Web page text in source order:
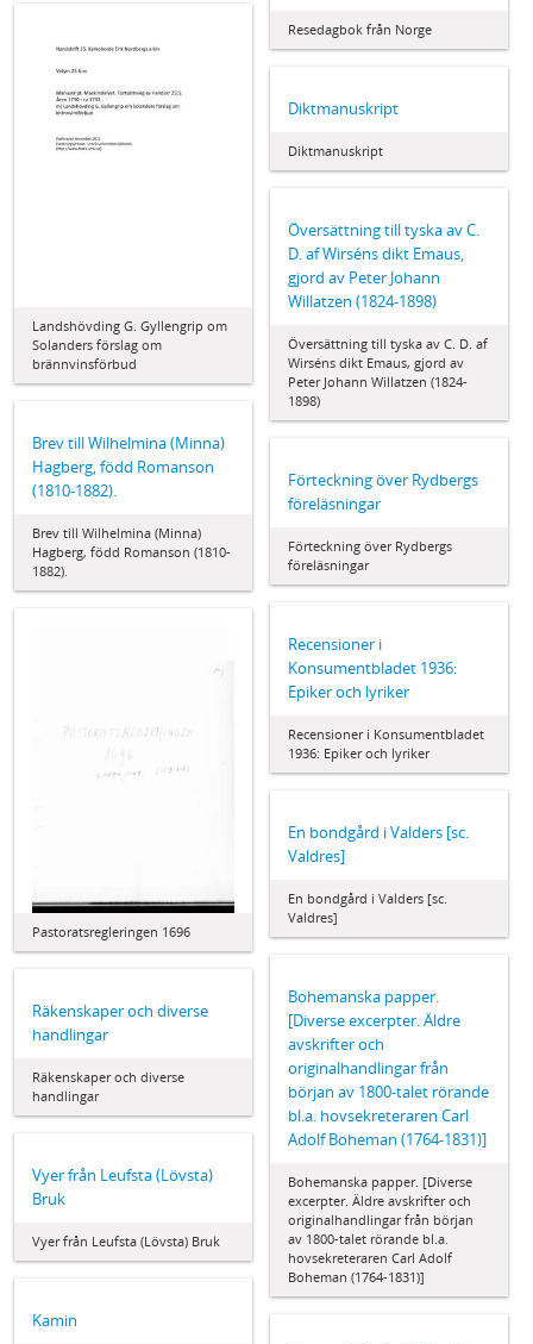
Resedagbok från Norge
Landshövding G. Gyllengrip om
Solanders förslag om
brännvinsförbud
Diktmanuskript
Diktmanuskript
Översättning till tyska av C.
D. af Wirséns dikt Emaus,
gjord av Peter Johann
Willatzen (1824-1898)
Översättning till tyska av C. D. af
Wirséns dikt Emaus, gjord av
Peter Johann Willatzen (1824-
1898)
Brev till Wilhelmina (Minna)
Hagberg, född Romanson
(1810-1882).
Brev till Wilhelmina (Minna)
Hagberg, född Romanson (1810-
1882).
Förteckning över Rydbergs
föreläsningar
Förteckning över Rydbergs
föreläsningar
Recensioner i
Konsumentbladet 1936:
Epiker och lyriker
Recensioner i Konsumentbladet
1936: Epiker och lyriker
Pastoratsregleringen 1696
En bondgård i Valders [sc.
Valdres]
En bondgård i Valders [sc.
Valdres]
Bohemanska papper.
[Diverse excerpter. Äldre
avskrifter och
originalhandlingar från
början av 1800-talet rörande
bl.a. hovsekreteraren Carl
Adolf Boheman (1764-1831)]
Bohemanska papper. [Diverse
excerpter. Äldre avskrifter och
originalhandlingar från början
av 1800-talet rörande bl.a.
hovsekreteraren Carl Adolf
Boheman (1764-1831)]
Räkenskaper och diverse
handlingar
Räkenskaper och diverse
handlingar
Vyer från Leufsta (Lövsta)
Bruk
Vyer från Leufsta (Lövsta) Bruk
Kamin